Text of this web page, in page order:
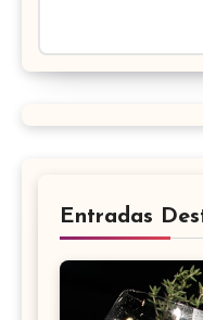
Entradas